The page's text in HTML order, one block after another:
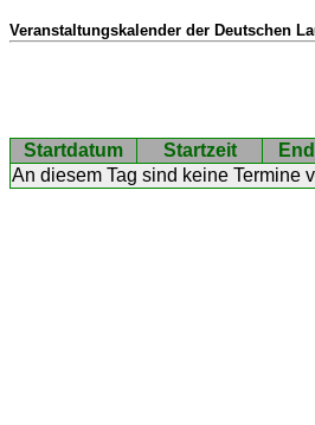
Veranstaltungskalender der Deutschen
Startdatum Startzeit
An diesem Tag sind keine Termine